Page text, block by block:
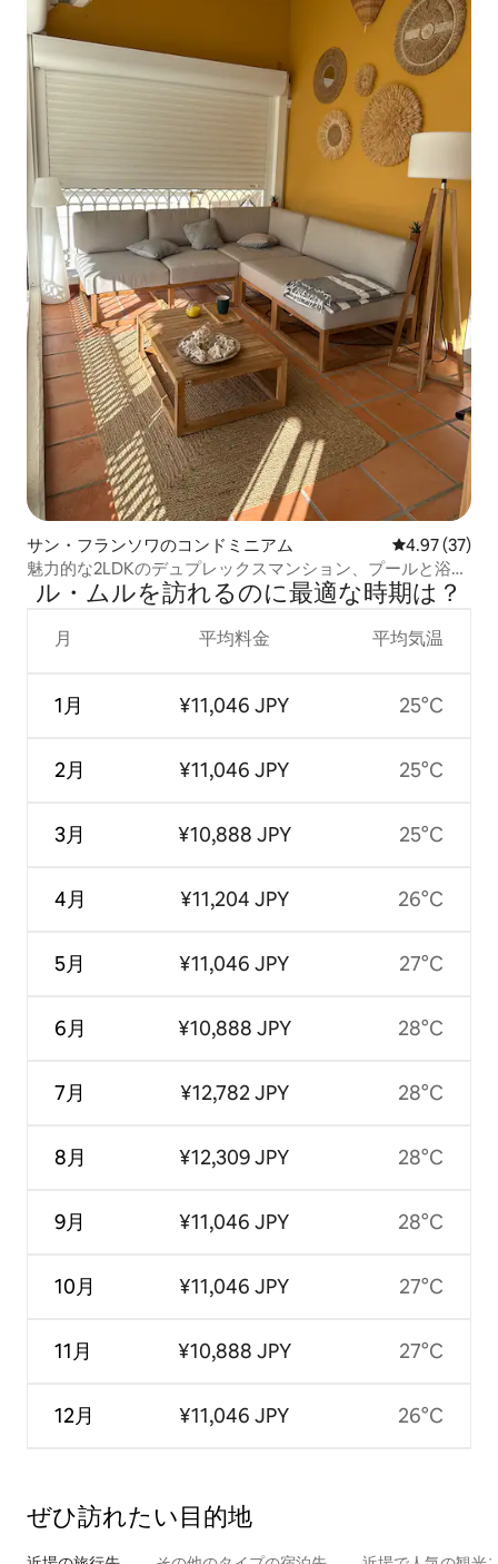
サン・フランソワのコンドミニアム レビュー37
4.97 (37)
魅力的な2LDKのデュプレックスマンション、プールと浴槽
付き
ル・ムルを訪⁠れ⁠るの⁠に最⁠適⁠な時⁠期⁠は⁠？
月
1月
2月
3月
4月
5月
6月
7月
8月
9月
10月
11月
12月
平均料金
¥11,046 JPY
¥11,046 JPY
¥10,888 JPY
¥11,204 JPY
¥11,046 JPY
¥10,888 JPY
¥12,782 JPY
¥12,309 JPY
¥11,046 JPY
¥11,046 JPY
¥10,888 JPY
¥11,046 JPY
平均気温
25°C
25°C
25°C
26°C
27°C
28°C
28°C
28°C
28°C
27°C
27°C
26°C
ぜひ訪⁠れ⁠た⁠い目⁠的⁠地